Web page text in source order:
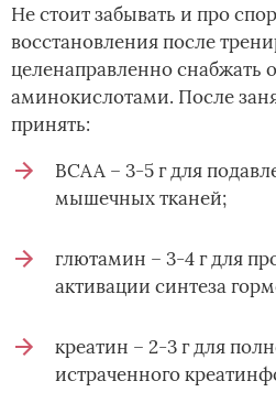
Не стоит забывать и про
восстановления после
целенаправленно снабжать
аминокислотами. После
принять:
ВСАА – 3-5 г для
мышечных тканей;
глютамин – 3-4 г для
активации синтеза
креатин – 2-3 г для
истраченного